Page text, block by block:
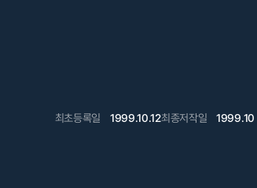
최초등록일 1999.10.12최종저작일 1999.10